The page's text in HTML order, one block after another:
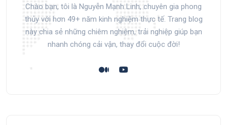
Chào bạn, tôi là Nguyễn Mạnh Linh, chuyên gia phong
thủy với hơn 49+ năm kinh nghiệm thực tế. Trang blog
này chia sẻ những chiêm nghiệm, trải nghiệp giúp bạn
nhanh chóng cải vận, thay đổi cuộc đời!